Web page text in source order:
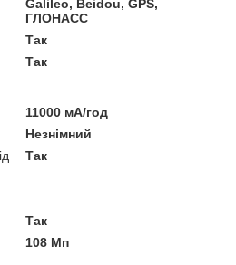
Galileo, Beidou, GPS,
ГЛОНАСС
Так
Так
11000 мА/год
Незнімний
Так
Так
108 Мп